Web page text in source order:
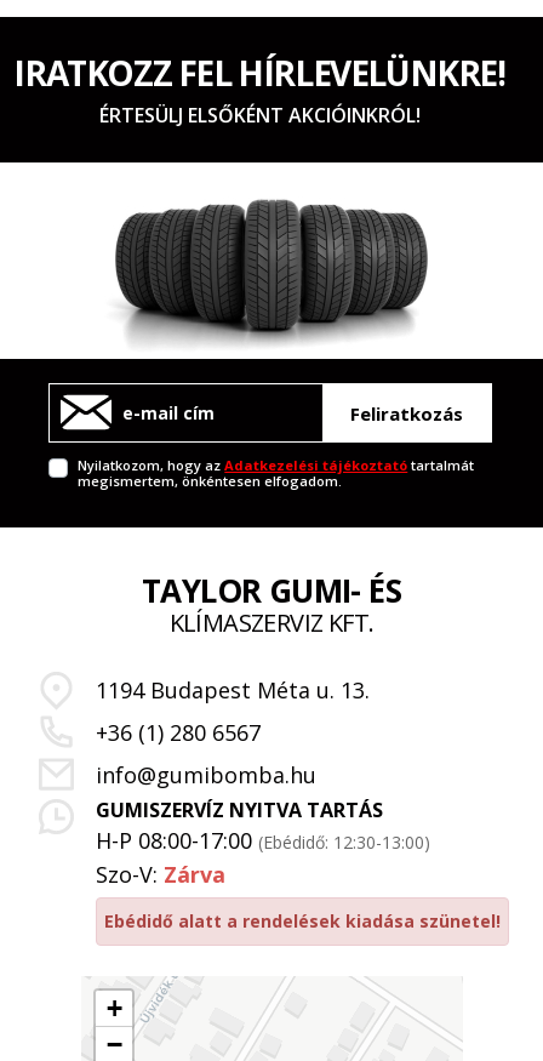
IRATKOZZ FEL HÍRLEVELÜNKRE!
ÉRTESÜLJ ELSŐKÉNT AKCIÓINKRÓL!
Feliratkozás
Nyilatkozom, hogy azAdatkezelési tájékoztató tartalmát
megismertem, önkéntesen elfogadom.
+
−
TAYLOR GUMI- ÉS
KLÍMASZERVIZ KFT.
1194 Budapest Méta u. 13.
+36 (1) 280 6567
info@gumibomba.hu
GUMISZERVÍZ NYITVA TARTÁS
H-P 08:00-17:00 (Ebédidő: 12:30-13:00)
Szo-V: Zárva
Ebédidő alatt a rendelések kiadása szünetel!